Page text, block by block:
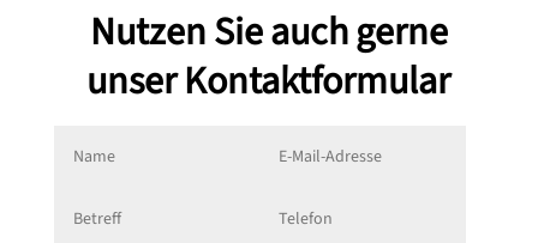
Nutzen Sie auch gerne
unser Kontaktformular